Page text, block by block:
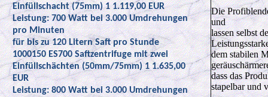
Einfüllschacht (75mm) 1 1.119,00 EUR
Leistung: 700 Watt bei 3.000 Umdrehungen
pro Minuten
für bis zu 120 Litern Saft pro Stunde
1000150 ES700 Saftzentrifuge mit zwei
Einfüllschächten (50mm/75mm) 1 1.635,00
EUR
Leistung: 800 Watt bei 3.000 Umdrehungen
Die
und
lassen selbst
dem stabilen
dass das
stapelbar und